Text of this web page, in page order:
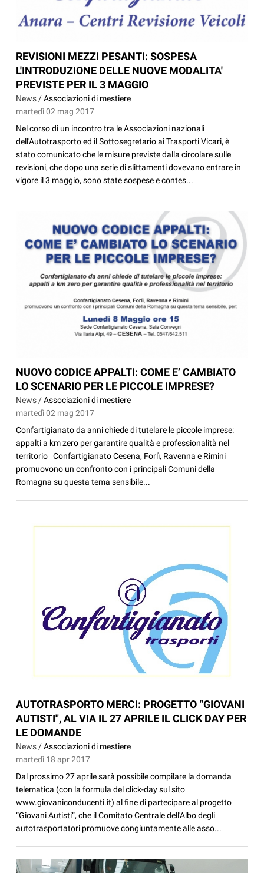
REVISIONI MEZZI PESANTI: SOSPESA
L'INTRODUZIONE DELLE NUOVE MODALITA'
PREVISTE PER IL 3 MAGGIO
News /Associazioni di mestiere
martedì 02 mag 2017
Nel corso di un incontro tra le Associazioni nazionali
dell'Autotrasporto ed il Sottosegretario ai Trasporti Vicari, è
stato comunicato che le misure previste dalla circolare sulle
revisioni, che dopo una serie di slittamenti dovevano entrare in
vigore il 3 maggio, sono state sospese e contes...
NUOVO CODICE APPALTI: COME E’ CAMBIATO
LO SCENARIO PER LE PICCOLE IMPRESE?
News /Associazioni di mestiere
martedì 02 mag 2017
Confartigianato da anni chiede di tutelare le piccole imprese:
appalti a km zero per garantire qualità e professionalità nel
territorio Confartigianato Cesena, Forlì, Ravenna e Rimini
promuovono un confronto con i principali Comuni della
Romagna su questa tema sensibile...
AUTOTRASPORTO MERCI: PROGETTO “GIOVANI
AUTISTI", AL VIA IL 27 APRILE IL CLICK DAY PER
LE DOMANDE
News /Associazioni di mestiere
martedì 18 apr 2017
Dal prossimo 27 aprile sarà possibile compilare la domanda
telematica (con la formula del click-day sul sito
www.giovaniconducenti.it) al fine di partecipare al progetto
“Giovani Autisti”, che il Comitato Centrale dell'Albo degli
autotrasportatori promuove congiuntamente alle asso...